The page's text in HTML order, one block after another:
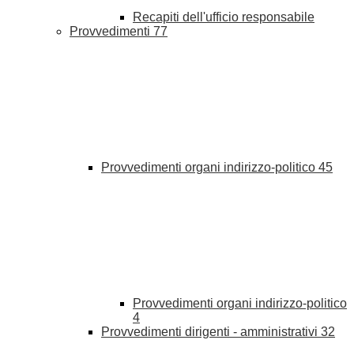
Recapiti dell'ufficio responsabile
Provvedimenti 77
Provvedimenti organi indirizzo-politico 45
Provvedimenti organi indirizzo-politico
4
Provvedimenti dirigenti - amministrativi 32